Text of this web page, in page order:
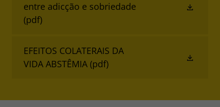
entre adicção e sobriedade
(pdf)
EFEITOS COLATERAIS DA
VIDA ABSTÊMIA (pdf)